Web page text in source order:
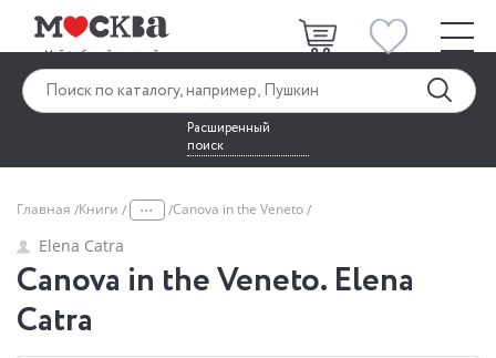
Расширенный
поиск
Главная Книги ... Canova in the Veneto
Elena Catra
Canova in the Veneto. Elena
Catra